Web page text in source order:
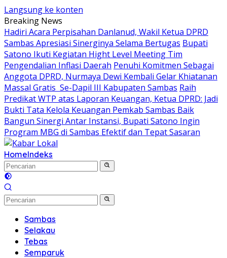
Langsung ke konten
Breaking News
Hadiri Acara Perpisahan Danlanud, Wakil Ketua DPRD
Sambas Apresiasi Sinerginya Selama Bertugas Bupati
Satono Ikuti Kegiatan Hight Level Meeting Tim
Pengendalian Inflasi Daerah Penuhi Komitmen Sebagai
Anggota DPRD, Nurmaya Dewi Kembali Gelar Khiatanan
Massal Gratis Se-Dapil III Kabupaten Sambas Raih
Predikat WTP atas Laporan Keuangan, Ketua DPRD: Jadi
Bukti Tata Kelola Keuangan Pemkab Sambas Baik
Bangun Sinergi Antar Instansi, Bupati Satono Ingin
Program MBG di Sambas Efektif dan Tepat Sasaran
HomeIndeks
Sambas
Selakau
Tebas
Semparuk